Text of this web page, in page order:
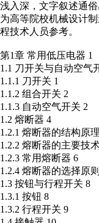
浅入深，文字叙述通
为高等院校机械设计
程技术人员参考。
第1章 常用低压电器 1
1.1 刀开关与自动空气
1.1.1 刀开关 1
1.1.2 组合开关 2
1.1.3 自动空气开关 2
1.2 熔断器 4
1.2.1 熔断器的结构原
1.2.2 熔断器的主要技
1.2.3 常用熔断器 6
1.2.4 熔断器的选择原
1.3 按钮与行程开关 8
1.3.1 按钮 8
1.3.2 行程开关 9